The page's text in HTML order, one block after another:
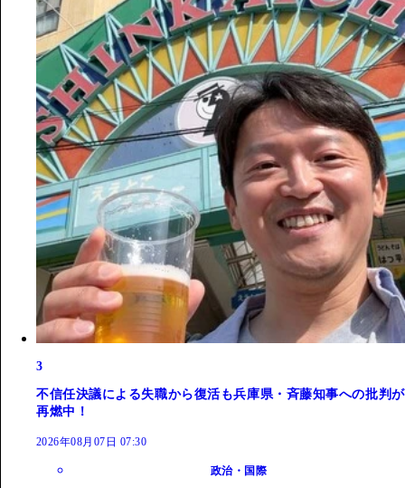
3
不信任決議による失職から復活も兵庫県・斉藤知事への批判が
再燃中！
2026年08月07日 07:30
政治・国際